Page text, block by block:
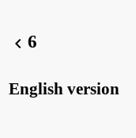
chevron_left6
English version